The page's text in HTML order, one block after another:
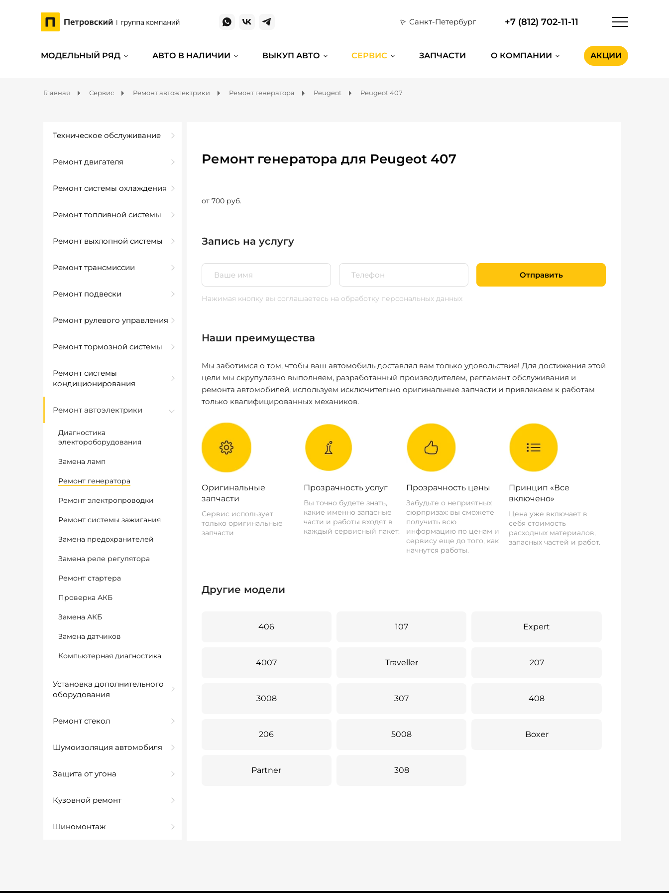
Санкт-Петербург +7 (812) 702-11-11
МОДЕЛЬНЫЙ РЯД АВТО В НАЛИЧИИ ВЫКУП АВТО СЕРВИС ЗАПЧАСТИ О КОМПАНИИ АКЦИИ
Главная Сервис Ремонт автоэлектрики Ремонт генератора Peugeot Peugeot 407
Техническое обслуживание
Ремонт двигателя
Ремонт системы охлаждения
Ремонт топливной системы
Ремонт выхлопной системы
Ремонт трансмиссии
Ремонт подвески
Ремонт рулевого управления
Ремонт тормозной системы
Ремонт системы
кондиционирования
Ремонт автоэлектрики
Диагностика
электороборудования
Замена ламп
Ремонт генератора
Ремонт электропроводки
Ремонт системы зажигания
Замена предохранителей
Замена реле регулятора
Ремонт стартера
Проверка АКБ
Замена АКБ
Замена датчиков
Компьютерная диагностика
Установка дополнительного
оборудования
Ремонт стекол
Шумоизоляция автомобиля
Защита от угона
Кузовной ремонт
Шиномонтаж
Ремонт генератора для Peugeot 407
от 700 руб.
Запись на услугу
Отправить
Нажимая кнопку вы соглашаетесь на обработку персональных данных
Наши преимущества
Мы заботимся о том, чтобы ваш автомобиль доставлял вам только удовольствие! Для достижения этой
цели мы скрупулезно выполняем, разработанный производителем, регламент обслуживания и
ремонта автомобилей, используем исключительно оригинальные запчасти и привлекаем к работам
только квалифицированных механиков.
Оригинальные
запчасти
Сервис использует
только оригинальные
запчасти
Прозрачность услуг
Вы точно будете знать,
какие именно запасные
части и работы входят в
каждый сервисный пакет.
Прозрачность цены
Забудьте о неприятных
сюрпризах: вы сможете
получить всю
информацию по ценам и
сервису еще до того, как
начнутся работы.
Принцип «Все
включено»
Цена уже включает в
себя стоимость
расходных материалов,
запасных частей и работ.
Другие модели
406 107 Expert
4007 Traveller 207
3008 307 408
206 5008 Boxer
Partner 308